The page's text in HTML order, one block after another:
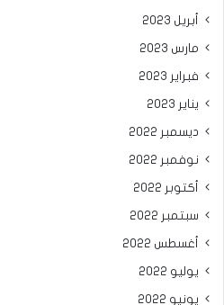
أبريل 2023
مارس 2023
فبراير 2023
يناير 2023
ديسمبر 2022
نوفمبر 2022
أكتوبر 2022
سبتمبر 2022
أغسطس 2022
يوليو 2022
يونيو 2022